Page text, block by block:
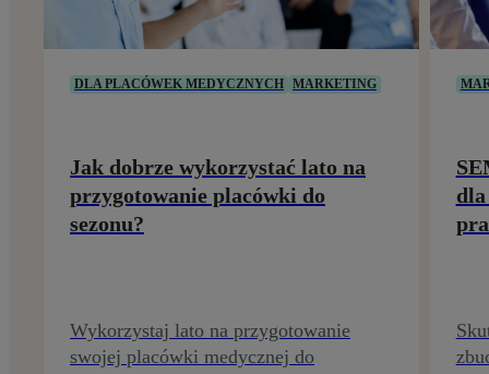
DLA PLACÓWEK MEDYCZNYCH MARKETING
Jak dobrze wykorzystać lato na
przygotowanie placówki do
sezonu?
Wykorzystaj lato na przygotowanie
swojej placówki medycznej do